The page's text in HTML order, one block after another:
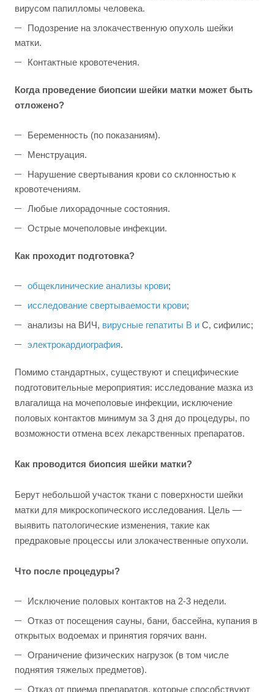
вирусом папилломы человека.
Подозрение на злокачественную опухоль шейки
матки.
Контактные кровотечения.
Когда проведение биопсии шейки матки может быть
отложено?
Беременность (по показаниям).
Менструация.
Нарушение свертывания крови со склонностью к
кровотечениям.
Любые лихорадочные состояния.
Острые мочеполовые инфекции.
Как проходит подготовка?
общеклинические анализы крови;
исследование свертываемости крови;
анализы на ВИЧ, вирусные гепатиты В и С, сифилис;
электрокардиография.
Помимо стандартных, существуют и специфические
подготовительные мероприятия: исследование мазка из
влагалища на мочеполовые инфекции, исключение
половых контактов минимум за 3 дня до процедуры, по
возможности отмена всех лекарственных препаратов.
Как проводится биопсия шейки матки?
Берут небольшой участок ткани с поверхности шейки
матки для микроскопического исследования. Цель —
выявить патологические изменения, такие как
предраковые процессы или злокачественные опухоли.
Что после процедуры?
Исключение половых контактов на 2-3 недели.
Отказ от посещения сауны, бани, бассейна, купания в
открытых водоемах и принятия горячих ванн.
Ограничение физических нагрузок (в том числе
поднятия тяжелых предметов).
Отказ от приема препаратов, которые способствуют